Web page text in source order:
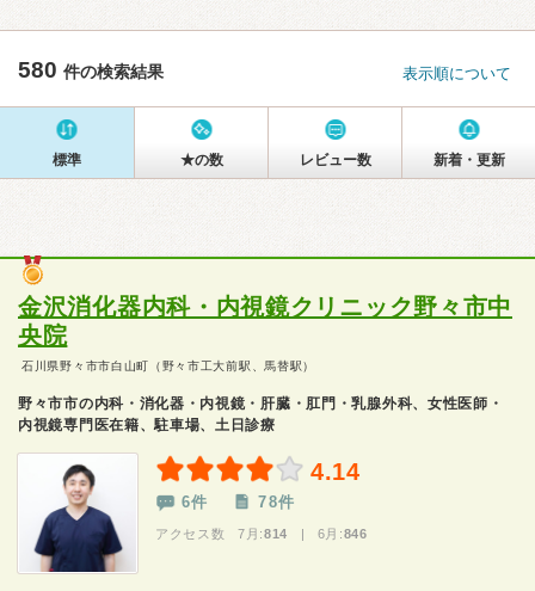
580 件の検索結果 表示順について
標準 ★の数 レビュー数 新着・更新
金沢消化器内科・内視鏡クリニック野々市中
央院
石川県野々市市白山町（野々市工大前駅、馬替駅）
野々市市の内科・消化器・内視鏡・肝臓・肛門・乳腺外科、女性医師・
内視鏡専門医在籍、駐車場、土日診療
4.14
6件 78件
アクセス数 7月:814 | 6月:846